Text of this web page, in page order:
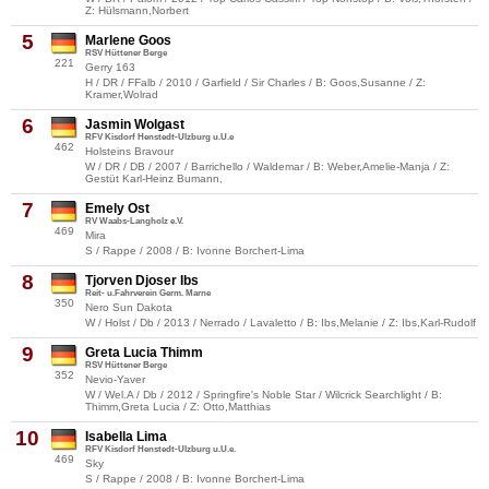
Z: Hülsmann,Norbert
5
221
Marlene Goos
RSV Hüttener Berge
Gerry 163
H / DR / FFalb / 2010 / Garfield / Sir Charles / B: Goos,Susanne / Z:
Kramer,Wolrad
6
462
Jasmin Wolgast
RFV Kisdorf Henstedt-Ulzburg u.U.e
Holsteins Bravour
W / DR / DB / 2007 / Barrichello / Waldemar / B: Weber,Amelie-Manja / Z:
Gestüt Karl-Heinz Bumann,
7
469
Emely Ost
RV Waabs-Langholz e.V.
Mira
S / Rappe / 2008 / B: Ivonne Borchert-Lima
8
350
Tjorven Djoser Ibs
Reit- u.Fahrverein Germ. Marne
Nero Sun Dakota
W / Holst / Db / 2013 / Nerrado / Lavaletto / B: Ibs,Melanie / Z: Ibs,Karl-Rudolf
9
352
Greta Lucia Thimm
RSV Hüttener Berge
Nevio-Yaver
W / Wel.A / Db / 2012 / Springfire's Noble Star / Wilcrick Searchlight / B:
Thimm,Greta Lucia / Z: Otto,Matthias
10
469
Isabella Lima
RFV Kisdorf Henstedt-Ulzburg u.U.e.
Sky
S / Rappe / 2008 / B: Ivonne Borchert-Lima